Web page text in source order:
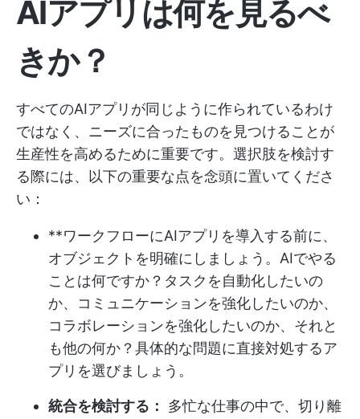
AIアプリは何を見るべ
きか？
すべてのAIアプリが同じように作られているわけ
ではなく、ニーズに合ったものを見つけることが
生産性を高めるために重要です。選択肢を検討す
る際には、以下の重要な点を念頭に置いてくださ
い：
**ワークフローにAIアプリを導入する前に、
オブジェクトを明確にしましょう。AIでやる
ことは何ですか？タスクを自動化したいの
か、コミュニケーションを強化したいのか、
コラボレーションを強化したいのか、それと
も他の何か？具体的な問題に直接対処するア
プリを選びましょう。
統合を検討する：
多忙な仕事の中で、切り離